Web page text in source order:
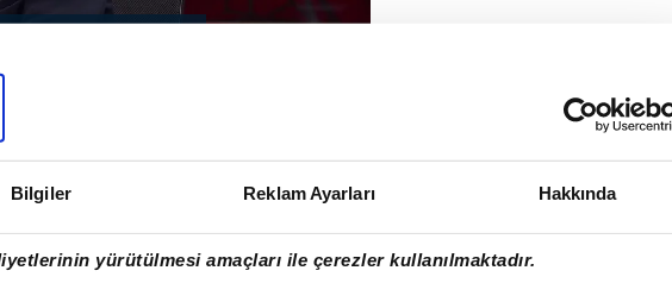
Bilgiler Reklam Ayarları Hakkında
yürütülmesi amaçları ile çerezler kullanılmaktadır.